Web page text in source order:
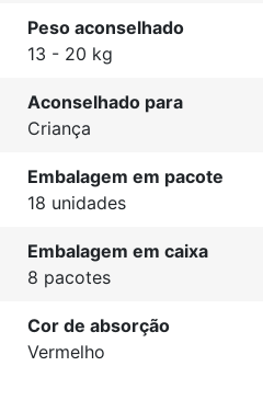
Peso aconselhado
13 - 20 kg
Aconselhado para
Criança
Embalagem em pacote
18 unidades
Embalagem em caixa
8 pacotes
Cor de absorção
Vermelho